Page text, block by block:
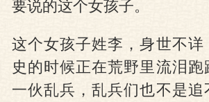
要说的这个女孩子。
这个女孩子姓李，身世不详
史的时候正在荒野里流泪
一伙乱兵，乱兵们也不是追